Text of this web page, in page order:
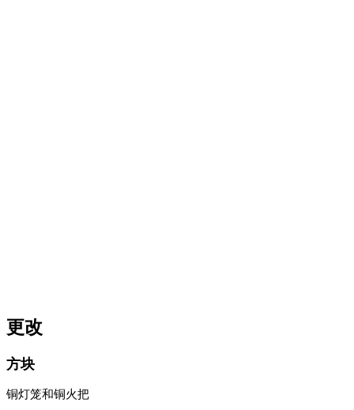
更改
方块
铜灯笼和铜火把